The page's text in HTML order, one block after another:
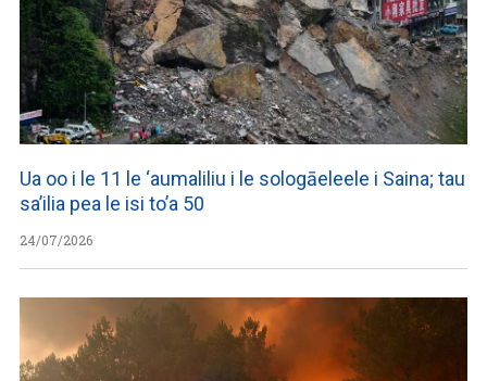
Ua oo i le 11 le ‘aumaliliu i le sologāeleele i Saina; tau
sa’ilia pea le isi to’a 50
24/07/2026